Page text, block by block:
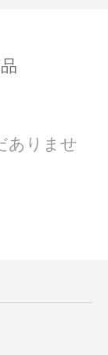
ありませ